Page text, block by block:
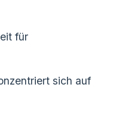
für
sich auf